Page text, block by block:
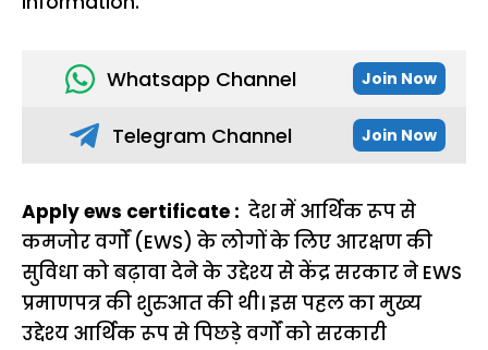
Whatsapp Channel Join Now
Telegram Channel Join Now
Apply ews certificate : देश में आर्थिक रूप से
कमजोर वर्गों (EWS) के लोगों के लिए आरक्षण की
सुविधा को बढ़ावा देने के उद्देश्य से केंद्र सरकार ने EWS
प्रमाणपत्र की शुरुआत की थी। इस पहल का मुख्य
उद्देश्य आर्थिक रूप से पिछड़े वर्गों को सरकारी